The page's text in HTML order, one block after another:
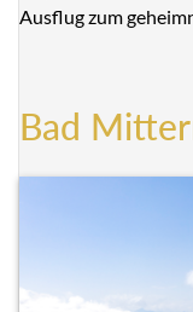
Ausflug zum
Bad